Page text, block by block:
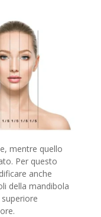
mentre quello
Per questo
anche
della mandibola